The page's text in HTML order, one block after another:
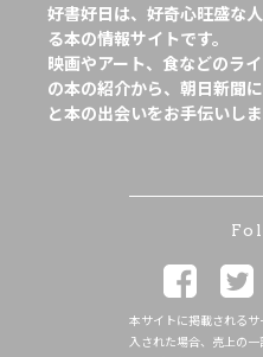
好書好日は、好奇心旺盛な
る本の情報サイトです。
映画やアート、食などのラ
の本の紹介から、朝日新聞
と本の出会いをお手伝いしま
本サイトに掲載される
入された場合、売上の